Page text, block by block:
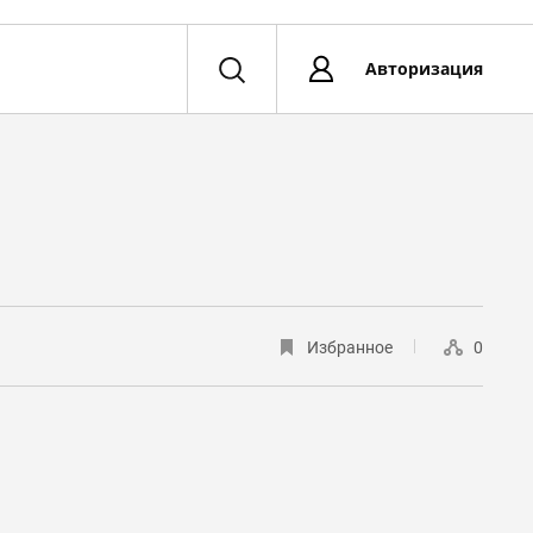
Авторизация
0
Избранное